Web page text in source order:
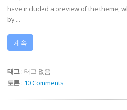
have included a preview of the theme,
by ...
계속
태그 : 태그 없음
토론 : 10 Comments